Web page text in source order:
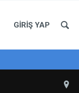
GIRIŞ YAP